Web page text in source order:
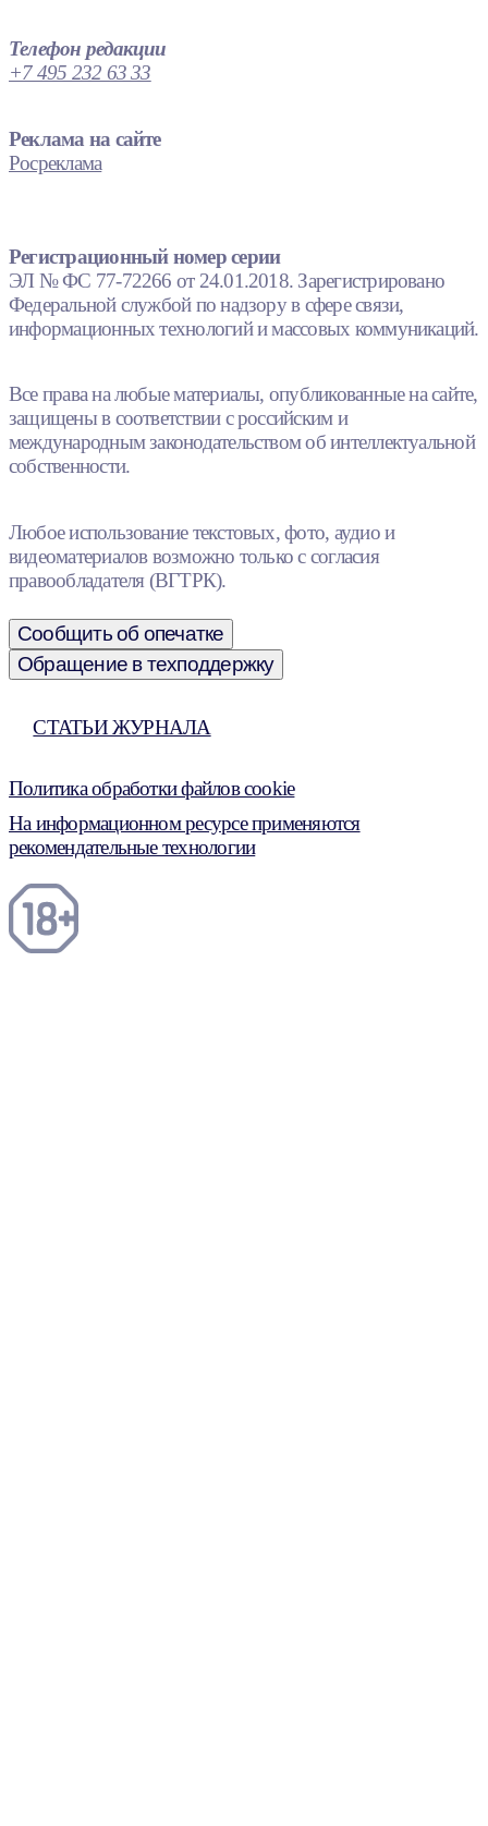
Телефон редакции
+7 495 232 63 33
Реклама на сайте
Росреклама
Регистрационный номер серии
ЭЛ № ФС 77-72266 от 24.01.2018. Зарегистрировано
Федеральной службой по надзору в сфере связи,
информационных технологий и массовых коммуникаций.
Все права на любые материалы, опубликованные на сайте,
защищены в соответствии с российским и
международным законодательством об интеллектуальной
собственности.
Любое использование текстовых, фото, аудио и
видеоматериалов возможно только с согласия
правообладателя (ВГТРК).
Сообщить об опечатке
Обращение в техподдержку
СТАТЬИ ЖУРНАЛА
Политика обработки файлов cookie
На информационном ресурсе применяются
рекомендательные технологии